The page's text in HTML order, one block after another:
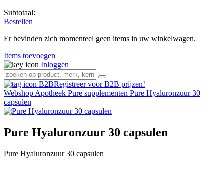
Subtotaal:
Bestellen
Er bevinden zich momenteel geen items in uw winkelwagen.
Items toevoegen
Inloggen
Registreer voor B2B prijzen!
Webshop Apotheek Pure supplementen Pure Hyaluronzuur 30
capsulen
Pure Hyaluronzuur 30 capsulen
Pure Hyaluronzuur 30 capsulen